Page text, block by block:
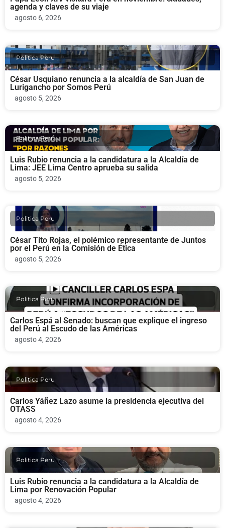
agenda y claves de su viaje
agosto 6, 2026
Politica Peru
César Usquiano renuncia a la alcaldía de San Juan de
Lurigancho por Somos Perú
agosto 5, 2026
Politica Peru
Luis Rubio renuncia a la candidatura a la Alcaldía de
Lima: JEE Lima Centro aprueba su salida
agosto 5, 2026
Politica Peru
César Tito Rojas, el polémico representante de Juntos
por el Perú en la Comisión de Ética
agosto 5, 2026
Politica Peru
Carlos Espá al Senado: buscan que explique el ingreso
del Perú al Escudo de las Américas
agosto 4, 2026
Politica Peru
Carlos Yáñez Lazo asume la presidencia ejecutiva del
OTASS
agosto 4, 2026
Politica Peru
Luis Rubio renuncia a la candidatura a la Alcaldía de
Lima por Renovación Popular
agosto 4, 2026